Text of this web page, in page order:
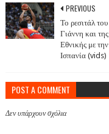
PREVIOUS
Το ρεσιτάλ του
Γιάννη και της
Εθνικής με την
Ισπανία (vids)
POST A COMMENT
Δεν υπάρχουν σχόλια